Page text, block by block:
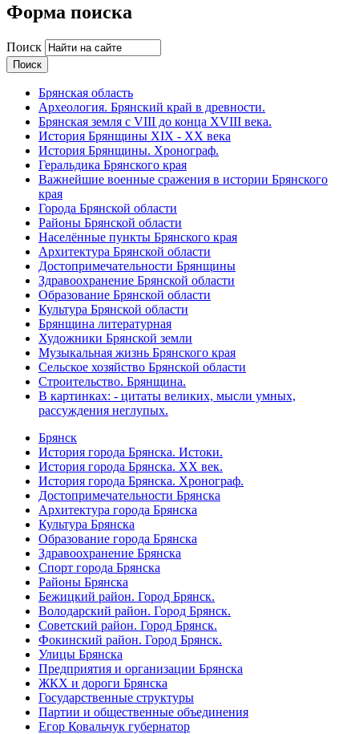
Форма поиска
Поиск
Брянская область
Археология. Брянский край в древности.
Брянская земля с VIII до конца XVIII века.
История Брянщины XIX - XX века
История Брянщины. Хронограф.
Геральдика Брянского края
Важнейшие военные сражения в истории Брянского
края
Города Брянской области
Районы Брянской области
Населённые пункты Брянского края
Архитектура Брянской области
Достопримечательности Брянщины
Здравоохранение Брянской области
Образование Брянской области
Культура Брянской области
Брянщина литературная
Художники Брянской земли
Музыкальная жизнь Брянского края
Сельское хозяйство Брянской области
Строительство. Брянщина.
В картинках: - цитаты великих, мысли умных,
рассуждения неглупых.
Брянск
История города Брянска. Истоки.
История города Брянска. XX век.
История города Брянска. Хронограф.
Достопримечательности Брянска
Архитектура города Брянска
Культура Брянска
Образование города Брянска
Здравоохранение Брянска
Спорт города Брянска
Районы Брянска
Бежицкий район. Город Брянск.
Володарский район. Город Брянск.
Советский район. Город Брянск.
Фокинский район. Город Брянск.
Улицы Брянска
Предприятия и организации Брянска
ЖКХ и дороги Брянска
Государственные структуры
Партии и общественные объединения
Егор Ковальчук губернатор